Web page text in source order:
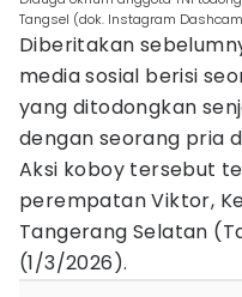
Tangsel (dok. Instagram
Diberitakan
media sosial berisi
yang ditodongkan
dengan seorang pria
Aksi koboy tersebut
perempatan Viktor,
Tangerang Selatan
(1/3/2026).